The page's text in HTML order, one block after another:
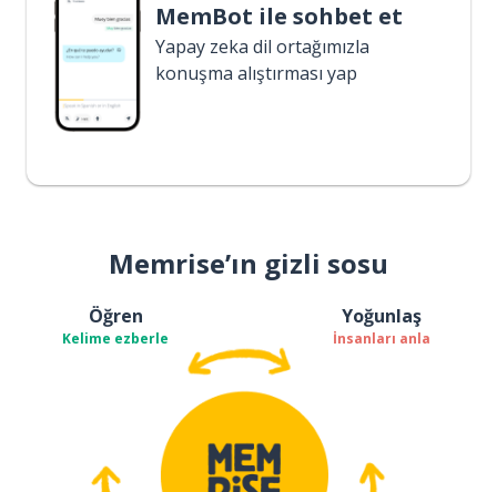
MemBot ile sohbet et
Yapay zeka dil ortağımızla
konuşma alıştırması yap
Memrise’ın gizli sosu
Öğren
Kelime ezberle
Yoğunlaş
İnsanları anla